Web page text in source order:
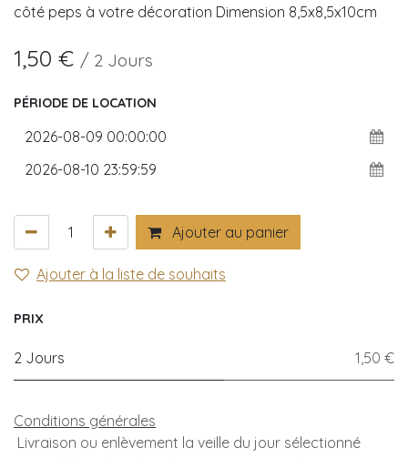
côté peps à votre décoration Dimension 8,5x8,5x10cm
1,50 € / 2 Jours
PÉRIODE DE LOCATION
Ajouter au panier
Ajouter à la liste de souhaits
PRIX
2 Jours 1,50 €
Conditions générales
Livraison ou enlèvement la veille du jour sélectionné